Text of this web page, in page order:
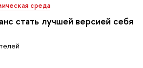
среда
стать лучшей версией себя